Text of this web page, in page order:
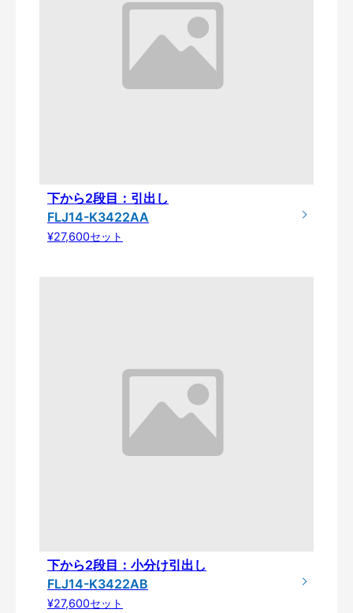
下から2段目：引出し
FLJ14-K3422AA
¥27,600セット
下から2段目：小分け引出し
FLJ14-K3422AB
¥27,600セット